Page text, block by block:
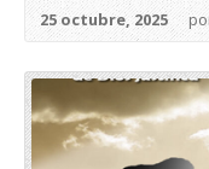
25 octubre, 2025